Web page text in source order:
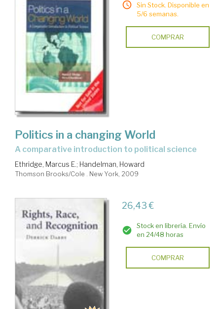
Sin Stock. Disponible en
5/6 semanas.
COMPRAR
Politics in a changing World
a comparative introduction to political science
Ethridge, Marcus E.; Handelman, Howard
Thomson Brooks/Cole . New York, 2009
26,43 €
Stock en librería. Envío
en 24/48 horas
COMPRAR